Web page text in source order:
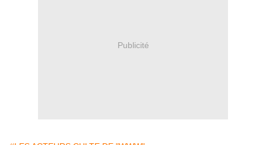
Publicité